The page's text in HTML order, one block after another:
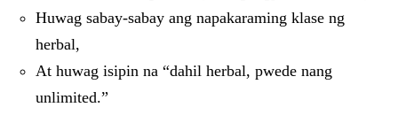
Huwag sabay-sabay ang napakaraming klase ng
herbal,
At huwag isipin na “dahil herbal, pwede nang
unlimited.”